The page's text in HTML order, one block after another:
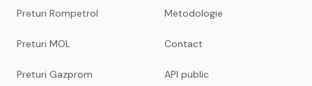
Preturi Rompetrol
Preturi MOL
Preturi Gazprom
Metodologie
Contact
API public